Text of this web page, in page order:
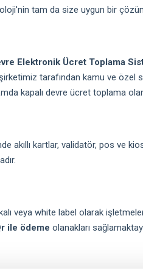
tam da size uygun bir
Elektronik Ücret Toplama
tarafından kamu ve özel
kapalı devre ücret toplama
akıllı kartlar, validatör, pos ve
veya white label olarak
ile ödeme olanakları